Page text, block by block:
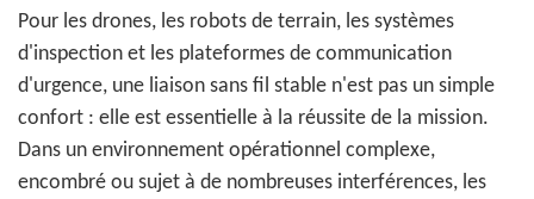
Pour les drones, les robots de terrain, les systèmes
d'inspection et les plateformes de communication
d'urgence, une liaison sans fil stable n'est pas un simple
confort : elle est essentielle à la réussite de la mission.
Dans un environnement opérationnel complexe,
encombré ou sujet à de nombreuses interférences, les